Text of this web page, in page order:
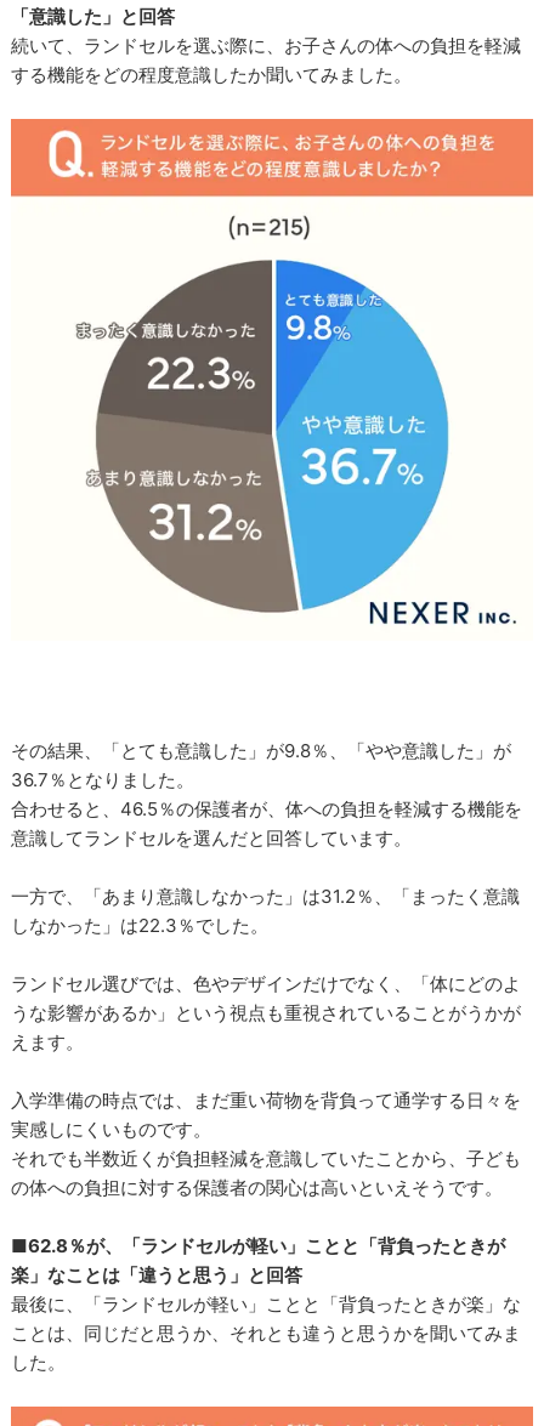
「意識した」と回答
続いて、ランドセルを選ぶ際に、お子さんの体への負担を軽減
する機能をどの程度意識したか聞いてみました。
その結果、「とても意識した」が9.8％、「やや意識した」が
36.7％となりました。
合わせると、46.5％の保護者が、体への負担を軽減する機能を
意識してランドセルを選んだと回答しています。
一方で、「あまり意識しなかった」は31.2％、「まったく意識
しなかった」は22.3％でした。
ランドセル選びでは、色やデザインだけでなく、「体にどのよ
うな影響があるか」という視点も重視されていることがうかが
えます。
入学準備の時点では、まだ重い荷物を背負って通学する日々を
実感しにくいものです。
それでも半数近くが負担軽減を意識していたことから、子ども
の体への負担に対する保護者の関心は高いといえそうです。
■62.8％が、「ランドセルが軽い」ことと「背負ったときが
楽」なことは「違うと思う」と回答
最後に、「ランドセルが軽い」ことと「背負ったときが楽」な
ことは、同じだと思うか、それとも違うと思うかを聞いてみま
した。